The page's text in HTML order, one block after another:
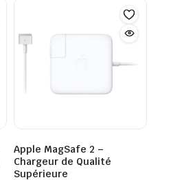
Apple MagSafe 2 –
Chargeur de Qualité
Supérieure